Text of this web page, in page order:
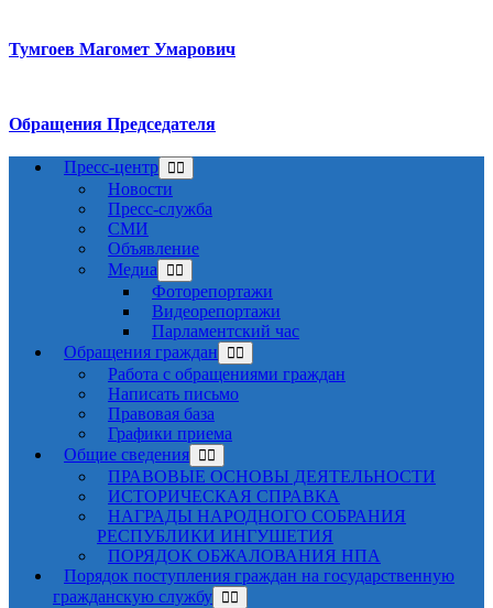
Тумгоев Магомет Умарович
Обращения Председателя
Пресс-центр
Новости
Пресс-служба
СМИ
Объявление
Медиа
Фоторепортажи
Видеорепортажи
Парламентский час
Обращения граждан
Работа с обращениями граждан
Написать письмо
Правовая база
Графики приема
Общие сведения
ПРАВОВЫЕ ОСНОВЫ ДЕЯТЕЛЬНОСТИ
ИСТОРИЧЕСКАЯ СПРАВКА
НАГРАДЫ НАРОДНОГО СОБРАНИЯ
РЕСПУБЛИКИ ИНГУШЕТИЯ
ПОРЯДОК ОБЖАЛОВАНИЯ НПА
Порядок поступления граждан на государственную
гражданскую службу